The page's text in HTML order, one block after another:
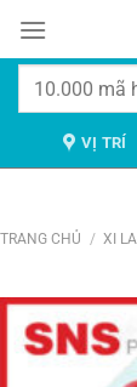
đến
Tìm
VỊ TRÍ
TRANG CHỦ / XI